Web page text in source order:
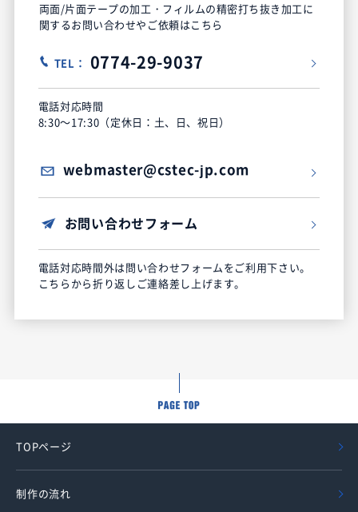
両面/片面テープの加工・フィルムの精密打ち抜き加工に
関するお問い合わせやご依頼はこちら
TEL： 0774-29-9037
電話対応時間
8:30～17:30（定休日：土、日、祝日）
webmaster@cstec-jp.com
お問い合わせフォーム
電話対応時間外は問い合わせフォームをご利用下さい。
こちらから折り返しご連絡差し上げます。
TOPページ
制作の流れ